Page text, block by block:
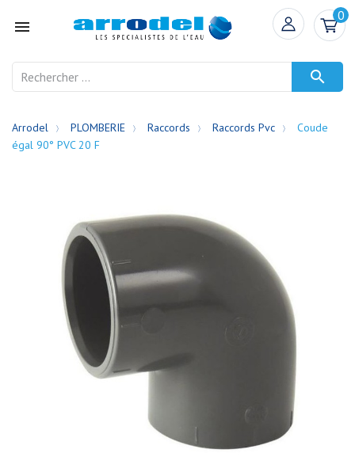

0

Arrodel PLOMBERIE Raccords Raccords Pvc
Coude
égal 90° PVC 20 F